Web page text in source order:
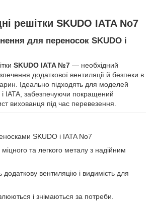
решітки SKUDO IATA No7
для переносок SKUDO і
SKUDO IATA №7 — необхідний
додаткової вентиляції й безпеки в
Ідеально підходять для моделей
IATA, забезпечуючи покращений
вихованця під час перевезення.
SKUDO і IATA No7
міцного та легкого металу з надійним
вентиляцію і видимість для
і знімаються за потреби.